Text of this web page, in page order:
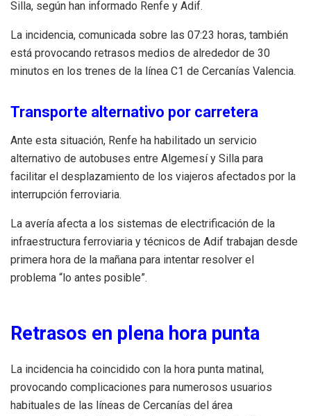
Silla, según han informado Renfe y Adif.
La incidencia, comunicada sobre las 07:23 horas, también
está provocando retrasos medios de alrededor de 30
minutos en los trenes de la línea C1 de Cercanías Valencia.
Transporte alternativo por carretera
Ante esta situación, Renfe ha habilitado un servicio
alternativo de autobuses entre Algemesí y Silla para
facilitar el desplazamiento de los viajeros afectados por la
interrupción ferroviaria.
La avería afecta a los sistemas de electrificación de la
infraestructura ferroviaria y técnicos de Adif trabajan desde
primera hora de la mañana para intentar resolver el
problema “lo antes posible”.
Retrasos en plena hora punta
La incidencia ha coincidido con la hora punta matinal,
provocando complicaciones para numerosos usuarios
habituales de las líneas de Cercanías del área